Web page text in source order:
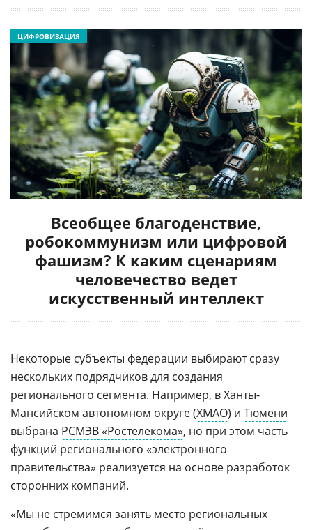
Всеобщее благоденствие,
робокоммунизм или цифровой
фашизм? К каким сценариям
человечество ведет
искусственный интеллект
ЦИФРОВИЗАЦИЯ
Некоторые субъекты федерации выбирают сразу
нескольких подрядчиков для создания
регионального сегмента. Например, в Ханты-
Мансийском автономном округе (ХМАО) и Тюмени
выбрана РСМЭВ «Ростелекома», но при этом часть
функций регионального «электронного
правительства» реализуется на основе разработок
сторонних компаний.
«Мы не стремимся занять место региональных